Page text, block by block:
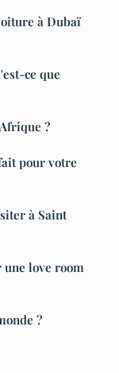
à Dubaï
ce que
?
pour votre
à Saint
une love room
?